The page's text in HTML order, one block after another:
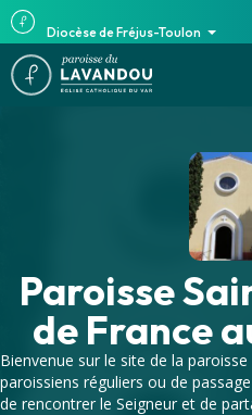
Diocèse de Fréjus-Toulon
Paroisse
de France
Bienvenue sur le site de la
paroissiens réguliers ou de
de rencontrer le Seigneur et de